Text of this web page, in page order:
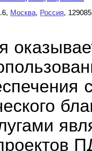
Москва, Россия, 129085